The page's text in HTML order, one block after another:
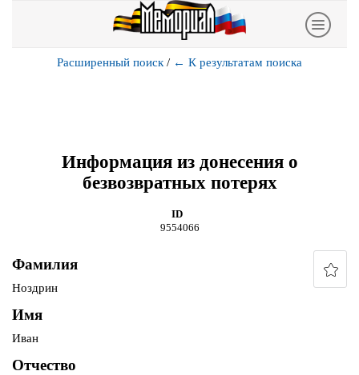
Расширенный поиск / ← К результатам поиска
Информация из донесения о
безвозвратных потерях
ID
9554066
Фамилия
Ноздрин
Имя
Иван
Отчество